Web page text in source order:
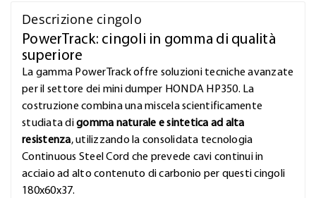
Descrizione cingolo
PowerTrack: cingoli in gomma di qualità
superiore
La gamma PowerTrack offre soluzioni tecniche avanzate
per il settore dei mini dumper HONDA HP350. La
costruzione combina una miscela scientificamente
studiata digomma naturale e sintetica ad alta
resistenza, utilizzando la consolidata tecnologia
Continuous Steel Cord che prevede cavi continui in
acciaio ad alto contenuto di carbonio per questi cingoli
180x60x37.